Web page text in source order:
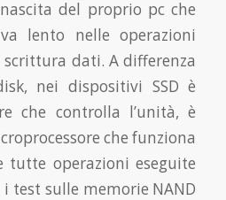
del proprio pc che
lento nelle operazioni
dati. A differenza
nei dispositivi SSD è
che controlla l’unità, è
che funziona
operazioni eseguite
test sulle memorie NAND